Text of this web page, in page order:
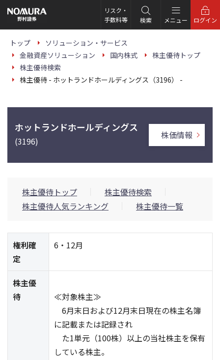
の
ー
リスク・
手数料等
検索 メニュー ログイン
トップ
ソリューション・サービス
金融資産ソリューション
国内株式
株主優待トップ
株主優待検索
株主優待 - ホットランドホールディングス（3196） -
ホットランドホールディングス
(3196)
株価情報
株主優待トップ
株主優待検索
株主優待人気ランキング
株主優待一覧
権利確
定
6・12月
株主優
待
≪対象株主≫
6月末日および12月末日現在の株主名簿
に記載または記録され
た1単元（100株）以上の当社株主を保有
している株主。